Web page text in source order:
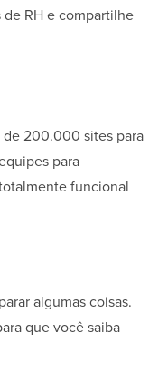
RH e compartilhe
de 200.000 sites para
para
funcional
algumas coisas.
que você saiba